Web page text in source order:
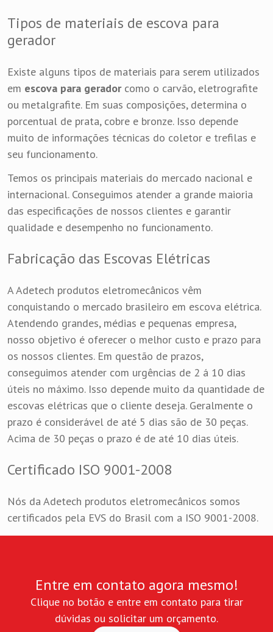
Tipos de materiais de escova para
gerador
Existe alguns tipos de materiais para serem utilizados
em escova para geradorcomo o carvão, eletrografite
ou metalgrafite. Em suas composições, determina o
porcentual de prata, cobre e bronze. Isso depende
muito de informações técnicas do coletor e trefilas e
seu funcionamento.
Temos os principais materiais do mercado nacional e
internacional. Conseguimos atender a grande maioria
das especificações de nossos clientes e garantir
qualidade e desempenho no funcionamento.
Fabricação das Escovas Elétricas
A Adetech produtos eletromecânicos vêm
conquistando o mercado brasileiro em escova elétrica.
Atendendo grandes, médias e pequenas empresa,
nosso objetivo é oferecer o melhor custo e prazo para
os nossos clientes. Em questão de prazos,
conseguimos atender com urgências de 2 á 10 dias
úteis no máximo. Isso depende muito da quantidade de
escovas elétricas que o cliente deseja. Geralmente o
prazo é considerável de até 5 dias são de 30 peças.
Acima de 30 peças o prazo é de até 10 dias úteis.
Certificado ISO 9001-2008
Nós da Adetech produtos eletromecânicos somos
certificados pela EVS do Brasil com a ISO 9001-2008.
Entre em contato agora mesmo!
Clique no botão e entre em contato para tirar
dúvidas ou solicitar um orçamento.